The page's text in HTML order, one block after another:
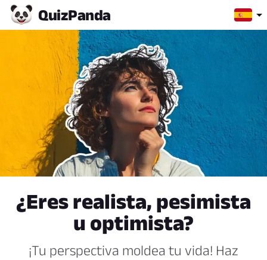
QuizPanda
¿Eres realista, pesimista
u optimista?
¡Tu perspectiva moldea tu vida! Haz